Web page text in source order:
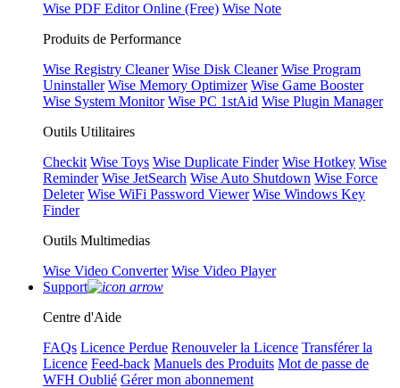
Wise PDF Editor Online (Free) Wise Note
Produits de Performance
Wise Registry Cleaner Wise Disk Cleaner Wise Program
Uninstaller Wise Memory Optimizer Wise Game Booster
Wise System Monitor Wise PC 1stAid Wise Plugin Manager
Outils Utilitaires
Checkit Wise Toys Wise Duplicate Finder Wise Hotkey Wise
Reminder Wise JetSearch Wise Auto Shutdown Wise Force
Deleter Wise WiFi Password Viewer Wise Windows Key
Finder
Outils Multimedias
Wise Video Converter Wise Video Player
Support
Centre d'Aide
FAQs Licence Perdue Renouveler la Licence Transférer la
Licence Feed-back Manuels des Produits Mot de passe de
WFH Oublié Gérer mon abonnement